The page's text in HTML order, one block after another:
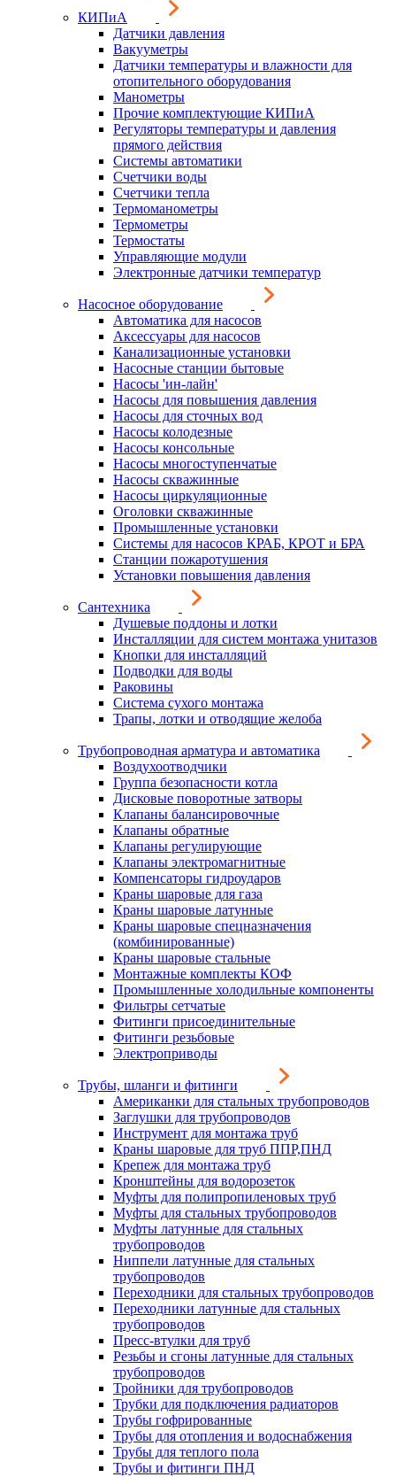
КИПиА
Датчики давления
Вакууметры
Датчики температуры и влажности для
отопительного оборудования
Манометры
Прочие комплектующие КИПиА
Регуляторы температуры и давления
прямого действия
Системы автоматики
Счетчики воды
Счетчики тепла
Термоманометры
Термометры
Термостаты
Управляющие модули
Электронные датчики температур
Насосное оборудование
Автоматика для насосов
Аксессуары для насосов
Канализационные установки
Насосные станции бытовые
Насосы 'ин-лайн'
Насосы для повышения давления
Насосы для сточных вод
Насосы колодезные
Насосы консольные
Насосы многоступенчатые
Насосы скважинные
Насосы циркуляционные
Оголовки скважинные
Промышленные установки
Системы для насосов КРАБ, КРОТ и БРА
Станции пожаротушения
Установки повышения давления
Сантехника
Душевые поддоны и лотки
Инсталляции для систем монтажа унитазов
Кнопки для инсталляций
Подводки для воды
Раковины
Система сухого монтажа
Трапы, лотки и отводящие желоба
Трубопроводная арматура и автоматика
Воздухоотводчики
Группа безопасности котла
Дисковые поворотные затворы
Клапаны балансировочные
Клапаны обратные
Клапаны регулирующие
Клапаны электромагнитные
Компенсаторы гидроударов
Краны шаровые для газа
Краны шаровые латунные
Краны шаровые спецназначения
(комбинированные)
Краны шаровые стальные
Монтажные комплекты КОФ
Промышленные холодильные компоненты
Фильтры сетчатые
Фитинги присоединительные
Фитинги резьбовые
Электроприводы
Трубы, шланги и фитинги
Американки для стальных трубопроводов
Заглушки для трубопроводов
Инструмент для монтажа труб
Краны шаровые для труб ППР,ПНД
Крепеж для монтажа труб
Кронштейны для водорозеток
Муфты для полипропиленовых труб
Муфты для стальных трубопроводов
Муфты латунные для стальных
трубопроводов
Ниппели латунные для стальных
трубопроводов
Переходники для стальных трубопроводов
Переходники латунные для стальных
трубопроводов
Пресс-втулки для труб
Резьбы и сгоны латунные для стальных
трубопроводов
Тройники для трубопроводов
Трубки для подключения радиаторов
Трубы гофрированные
Трубы для отопления и водоснабжения
Трубы для теплого пола
Трубы и фитинги ПНД